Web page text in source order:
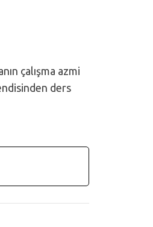
çalışma azmi
ders